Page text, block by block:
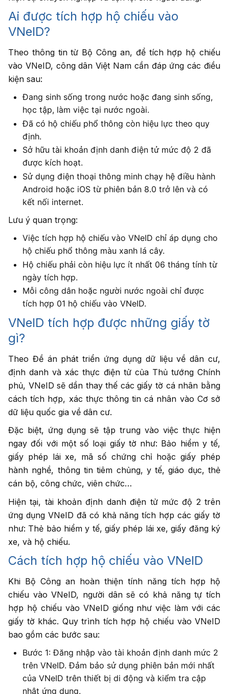
Ai được tích hợp hộ chiếu vào
VNeID?
Theo thông tin từ Bộ Công an, để tích hợp hộ chiếu
vào VNeID, công dân Việt Nam cần đáp ứng các điều
kiện sau:
Đang sinh sống trong nước hoặc đang sinh sống,
học tập, làm việc tại nước ngoài.
Đã có hộ chiếu phổ thông còn hiệu lực theo quy
định.
Sở hữu tài khoản định danh điện tử mức độ 2 đã
được kích hoạt.
Sử dụng điện thoại thông minh chạy hệ điều hành
Android hoặc iOS từ phiên bản 8.0 trở lên và có
kết nối internet.
Lưu ý quan trọng:
Việc tích hợp hộ chiếu vào VNeID chỉ áp dụng cho
hộ chiếu phổ thông màu xanh lá cây.
Hộ chiếu phải còn hiệu lực ít nhất 06 tháng tính từ
ngày tích hợp.
Mỗi công dân hoặc người nước ngoài chỉ được
tích hợp 01 hộ chiếu vào VNeID.
VNeID tích hợp được những giấy tờ
gì?
Theo Đề án phát triển ứng dụng dữ liệu về dân cư,
định danh và xác thực điện tử của Thủ tướng Chính
phủ, VNeID sẽ dần thay thế các giấy tờ cá nhân bằng
cách tích hợp, xác thực thông tin cá nhân vào Cơ sở
dữ liệu quốc gia về dân cư.
Đặc biệt, ứng dụng sẽ tập trung vào việc thực hiện
ngay đối với một số loại giấy tờ như: Bảo hiểm y tế,
giấy phép lái xe, mã số chứng chỉ hoặc giấy phép
hành nghề, thông tin tiêm chủng, y tế, giáo dục, thẻ
cán bộ, công chức, viên chức…
Hiện tại, tài khoản định danh điện tử mức độ 2 trên
ứng dụng VNeID đã có khả năng tích hợp các giấy tờ
như: Thẻ bảo hiểm y tế, giấy phép lái xe, giấy đăng ký
xe, và hộ chiếu.
Cách tích hợp hộ chiếu vào VNeID
Khi Bộ Công an hoàn thiện tính năng tích hợp hộ
chiếu vào VNeID, người dân sẽ có khả năng tự tích
hợp hộ chiếu vào VNeID giống như việc làm với các
giấy tờ khác. Quy trình tích hợp hộ chiếu vào VNeID
bao gồm các bước sau:
Bước 1: Đăng nhập vào tài khoản định danh mức 2
trên VNeID. Đảm bảo sử dụng phiên bản mới nhất
của VNeID trên thiết bị di động và kiểm tra cập
nhật ứng dụng.